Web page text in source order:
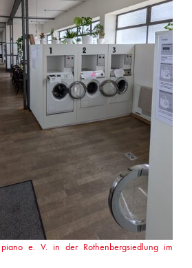
piano e. V. in der Rothenbergsiedlung im